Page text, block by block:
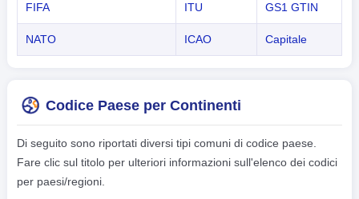
FIFA ITU GS1 GTIN
NATO ICAO Capitale
Codice Paese per Continenti
Di seguito sono riportati diversi tipi comuni di codice paese.
Fare clic sul titolo per ulteriori informazioni sull'elenco dei codici
per paesi/regioni.